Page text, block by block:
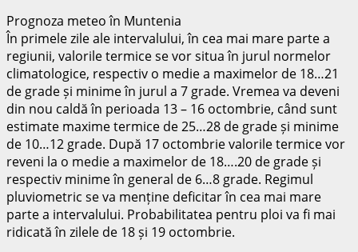
Prognoza meteo în Muntenia
În primele zile ale intervalului, în cea mai mare parte a
regiunii, valorile termice se vor situa în jurul normelor
climatologice, respectiv o medie a maximelor de 18…21
de grade și minime în jurul a 7 grade. Vremea va deveni
din nou caldă în perioada 13 – 16 octombrie, când sunt
estimate maxime termice de 25…28 de grade și minime
de 10…12 grade. După 17 octombrie valorile termice vor
reveni la o medie a maximelor de 18….20 de grade și
respectiv minime în general de 6…8 grade. Regimul
pluviometric se va menține deficitar în cea mai mare
parte a intervalului. Probabilitatea pentru ploi va fi mai
ridicată în zilele de 18 și 19 octombrie.